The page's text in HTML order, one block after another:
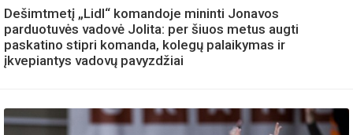
Dešimtmetį „Lidl“ komandoje mininti Jonavos
parduotuvės vadovė Jolita: per šiuos metus augti
paskatino stipri komanda, kolegų palaikymas ir
įkvepiantys vadovų pavyzdžiai